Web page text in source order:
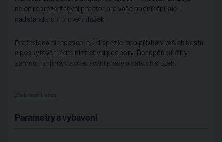
nejen reprezentativní prostor pro vaše podnikání, ale i
nadstandardní úroveň služeb.
Profesionální recepce je k dispozici pro přivítání vašich hostů
a poskytování administrativní podpory. Recepční služby
zahrnují přijímání a předávání pošty a dalších služeb.
Parametry a vybavení